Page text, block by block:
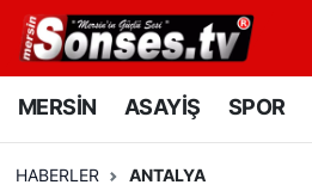
MERSİN ASAYİŞ SPOR
HABERLER ANTALYA
MERSİN
Mersin Nöbetçi Eczaneler